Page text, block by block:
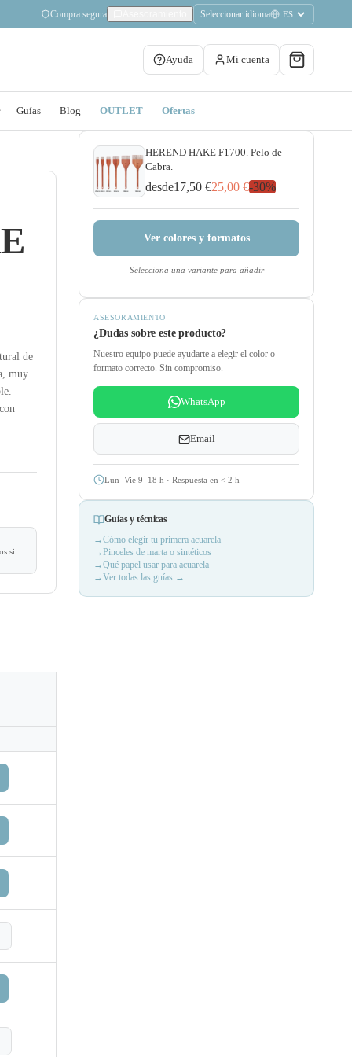
Compra segura Seleccionar idioma
Ayuda Mi cuenta
Guías Blog OUTLET Ofertas
de
muy
si
HEREND HAKE F1700. Pelo de
Cabra.
desde17,50 €25,00 €-30%
Ver colores y formatos
Selecciona una variante para añadir
ASESORAMIENTO
¿Dudas sobre este producto?
Nuestro equipo puede ayudarte a elegir el color o
formato correcto. Sin compromiso.
WhatsApp
Email
Lun–Vie 9–18 h · Respuesta en < 2 h
Guías y técnicas
Cómo elegir tu primera acuarela
Pinceles de marta o sintéticos
Qué papel usar para acuarela
Ver todas las guías →